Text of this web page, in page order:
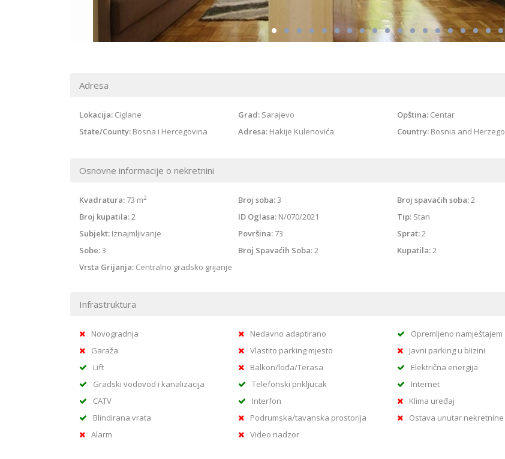
Adresa
Lokacija: Ciglane Grad: Sarajevo Opština: Centar
State/County: Bosna i Hercegovina Adresa:Hakije Kulenovića Country:Bosnia and
Osnovne informacije o nekretnini
Kvadratura: 73 m2 Broj soba:3 Broj spavaćih soba:2
Broj kupatila:2 ID Oglasa:N/070/2021 Tip:Stan
Subjekt: Iznajmljivanje Površina:73 Sprat:2
Sobe:3 Broj Spavaćih Soba:2 Kupatila:2
Vrsta Grijanja: Centralno gradsko grijanje
Infrastruktura
Novogradnja Nedavno adaptirano
Opremljeno namještajem
Garaža
Vlastito parking mjesto
Javni parking u blizini
Lift
Balkon/lođa/Terasa
Električna energija
Gradski vodovod i kanalizacija
Telefonski prikljucak
Internet
CATV
Interfon
Klima uređaj
Blindirana vrata
Podrumska/tavanska prostorija
Ostava unutar nekretnine
Alarm
Video nadzor